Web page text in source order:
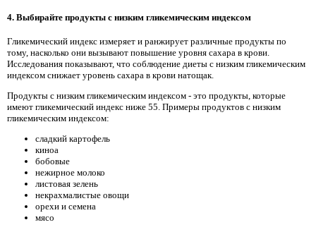
4. Выбирайте продукты с низким гликемическим индексом
Гликемический индекс измеряет и ранжирует различные продукты по
тому, насколько они вызывают повышение уровня сахара в крови.
Исследования показывают, что соблюдение диеты с низким гликемическим
индексом снижает уровень сахара в крови натощак.
Продукты с низким гликемическим индексом - это продукты, которые
имеют гликемический индекс ниже 55. Примеры продуктов с низким
гликемическим индексом:
сладкий картофель
киноа
бобовые
нежирное молоко
листовая зелень
некрахмалистые овощи
орехи и семена
мясо